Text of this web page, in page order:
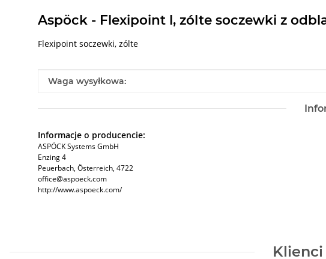
Aspöck - Flexipoint l, zólte soczewki z
Flexipoint soczewki, zólte
#productDetails.itemInformation#
#productDetails.itemValue#
Waga wysyłkowa:
Informacje o producencie:
ASPÖCK Systems GmbH
Enzing 4
Peuerbach, Österreich, 4722
office@aspoeck.com
http://www.aspoeck.com/